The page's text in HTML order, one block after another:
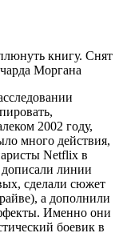
Снят
Моргана
2002 году,
много действия,
Netflix в
дописали линии
сделали сюжет
а дополнили
Именно они
боевик в